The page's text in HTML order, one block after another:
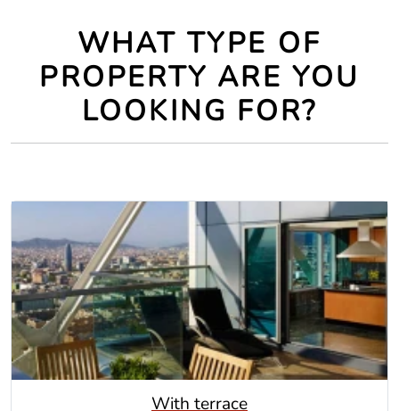
WHAT TYPE OF
PROPERTY ARE YOU
LOOKING FOR?
With terrace